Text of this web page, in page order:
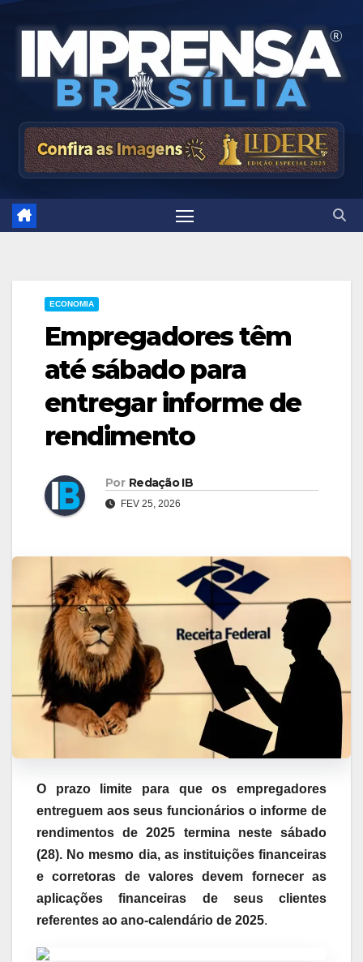
ECONOMIA
Empregadores têm
até sábado para
entregar informe de
rendimento
Por Redação IB
FEV 25, 2026
O prazo limite para que os empregadores
entreguem aos seus funcionários o informe de
rendimentos de 2025 termina neste sábado
(28). No mesmo dia, as instituições financeiras
e corretoras de valores devem fornecer as
aplicações financeiras de seus clientes
referentes ao ano-calendário de 2025.